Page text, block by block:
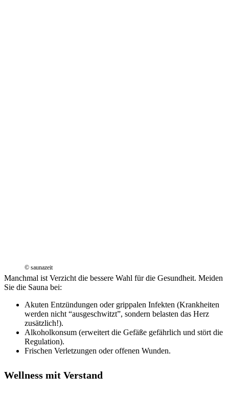
© saunazeit
Manchmal ist Verzicht die bessere Wahl für die Gesundheit. Meiden
Sie die Sauna bei:
Akuten Entzündungen oder grippalen Infekten (Krankheiten
werden nicht “ausgeschwitzt”, sondern belasten das Herz
zusätzlich!).
Alkoholkonsum (erweitert die Gefäße gefährlich und stört die
Regulation).
Frischen Verletzungen oder offenen Wunden.
Wellness mit Verstand